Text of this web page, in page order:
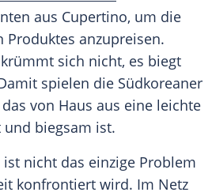
aus Cupertino, um die
Produktes anzupreisen.
krümmt sich nicht, es biegt
spielen die Südkoreaner
von Haus aus eine leichte
biegsam ist.
nicht das einzige Problem
konfrontiert wird. Im Netz